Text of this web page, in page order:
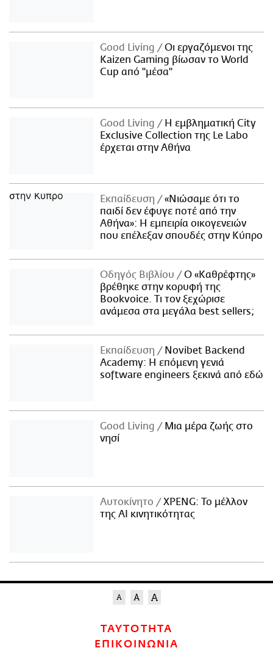
Good Living
Οι εργαζόμενοι της
Kaizen Gaming βίωσαν το World
Cup από "μέσα"
Good Living
Η εμβληματική City
Exclusive Collection της Le Labo
έρχεται στην Αθήνα
Εκπαίδευση
«Νιώσαμε ότι το
παιδί δεν έφυγε ποτέ από την
Αθήνα»: Η εμπειρία οικογενειών
που επέλεξαν σπουδές στην Κύπρο
Οδηγός Βιβλίου
Ο «Καθρέφτης»
βρέθηκε στην κορυφή της
Bookvoice. Τι τον ξεχώρισε
ανάμεσα στα μεγάλα best sellers;
Εκπαίδευση
Novibet Backend
Academy: Η επόμενη γενιά
software engineers ξεκινά από εδώ
Good Living
Μια μέρα ζωής στο
νησί
Αυτοκίνητο
XPENG: Το μέλλον
της AI κινητικότητας
ΤΑΥΤΟΤΗΤΑ
ΕΠΙΚΟΙΝΩΝΙΑ